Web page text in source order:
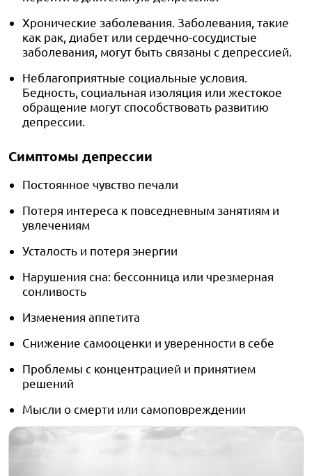
Хронические заболевания. Заболевания, такие
как рак, диабет или сердечно-сосудистые
заболевания, могут быть связаны с депрессией.
Неблагоприятные социальные условия.
Бедность, социальная изоляция или жестокое
обращение могут способствовать развитию
депрессии.
Симптомы депрессии
Постоянное чувство печали
Потеря интереса к повседневным занятиям и
увлечениям
Усталость и потеря энергии
Нарушения сна: бессонница или чрезмерная
сонливость
Изменения аппетита
Снижение самооценки и уверенности в себе
Проблемы с концентрацией и принятием
решений
Мысли о смерти или самоповреждении